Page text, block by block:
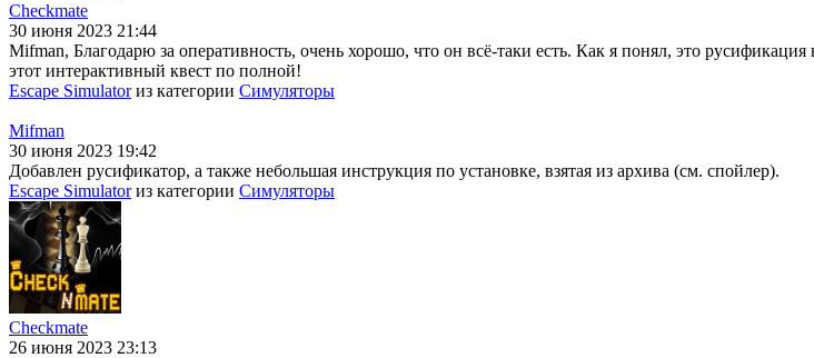
Checkmate
30 июня 2023 21:44
Mifman, Благодарю за оперативность, очень хорошо, что он всё-таки есть. Как я понял, это
этот интерактивный квест по полной!
Escape Simulatorиз категории Симуляторы
Mifman
30 июня 2023 19:42
Добавлен русификатор, а также небольшая инструкция по установке, взятая из архива (см. спойлер).
Escape Simulatorиз категории Симуляторы
Checkmate
26 июня 2023 23:13